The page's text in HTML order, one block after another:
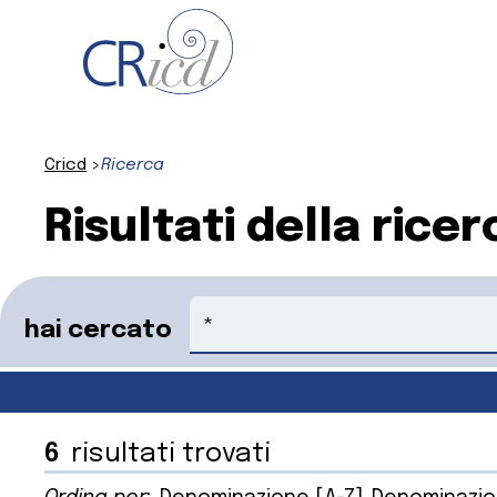
Cricd Ricerca
Risultati della
hai cercato
Cerca
6 risultati trovati